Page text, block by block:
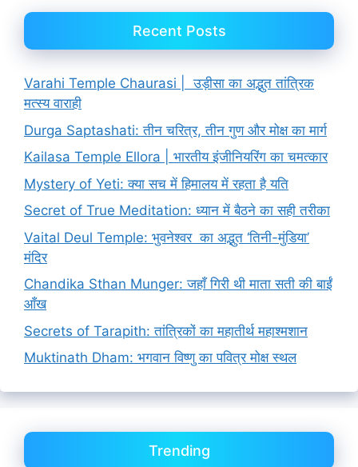
Recent Posts
Varahi Temple Chaurasi | उड़ीसा का अद्भुत तांत्रिक
मत्स्य वाराही
Durga Saptashati: तीन चरित्र, तीन गुण और मोक्ष का मार्ग
Kailasa Temple Ellora | भारतीय इंजीनियरिंग का चमत्कार
Mystery of Yeti: क्या सच में हिमालय में रहता है यति
Secret of True Meditation: ध्यान में बैठने का सही तरीका
Vaital Deul Temple: भुवनेश्वर का अद्भुत ‘तिनी-मुंडिया’
मंदिर
Chandika Sthan Munger: जहाँ गिरी थी माता सती की बाईं
आँख
Secrets of Tarapith: तांत्रिकों का महातीर्थ महाश्मशान
Muktinath Dham: भगवान विष्णु का पवित्र मोक्ष स्थल
Trending